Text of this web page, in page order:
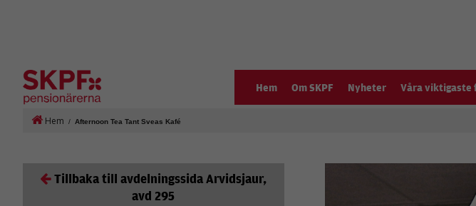
Hem Om SKPF Nyheter Våra viktigaste
Hem / Afternoon Tea Tant Sveas Kafé
Tillbaka till avdelningssida Arvidsjaur,
avd 295